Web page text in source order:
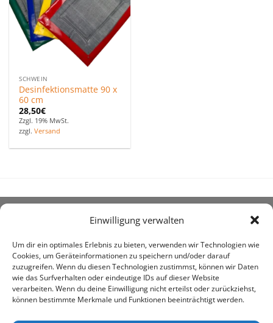
Einwilligung verwalten
Um dir ein optimales Erlebnis zu bieten, verwenden wir Technologien wie
Cookies, um Geräteinformationen zu speichern und/oder darauf
zuzugreifen. Wenn du diesen Technologien zustimmst, können wir Daten
wie das Surfverhalten oder eindeutige IDs auf dieser Website
verarbeiten. Wenn du deine Einwilligung nicht erteilst oder zurückziehst,
können bestimmte Merkmale und Funktionen beeinträchtigt werden.
SCHWEIN
Desinfektionsmatte 90 x
60 cm
28,50€
Zzgl. 19% MwSt.
zzgl.Versand